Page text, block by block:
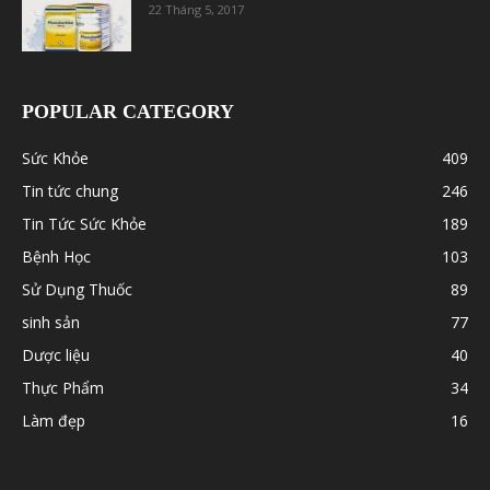
22 Tháng 5, 2017
POPULAR CATEGORY
Sức Khỏe
409
Tin tức chung
246
Tin Tức Sức Khỏe
189
Bệnh Học
103
Sử Dụng Thuốc
89
sinh sản
77
Dược liệu
40
Thực Phẩm
34
Làm đẹp
16